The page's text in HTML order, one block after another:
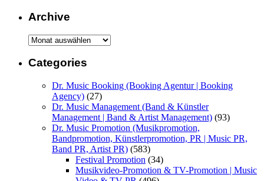
Archive
Archive
Categories
Dr. Music Booking (Booking Agentur | Booking
Agency) (27)
Dr. Music Management (Band & Künstler
Management | Band & Artist Management) (93)
Dr. Music Promotion (Musikpromotion,
Bandpromotion, Künstlerpromotion, PR | Music PR,
Band PR, Artist PR) (583)
Festival Promotion (34)
Musikvideo-Promotion & TV-Promotion | Music